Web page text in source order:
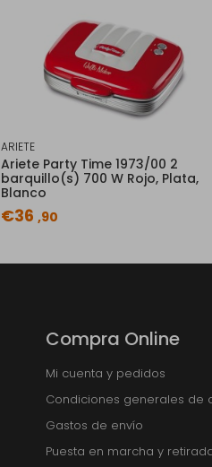
ARIETE
Ariete Party Time 1973/00 2
barquillo(s) 700 W Rojo, Plata,
Blanco
€36,90
Compra Online
Mi cuenta y pedidos
Condiciones generales de
Gastos de envío
Puesta en marcha y